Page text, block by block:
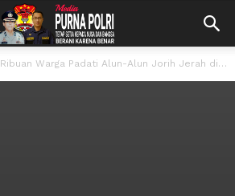
Ribuan Warga Padati Alun-Alun Jorih Jerah di Peringatan HLH Sedunia, Jalan Sehat...